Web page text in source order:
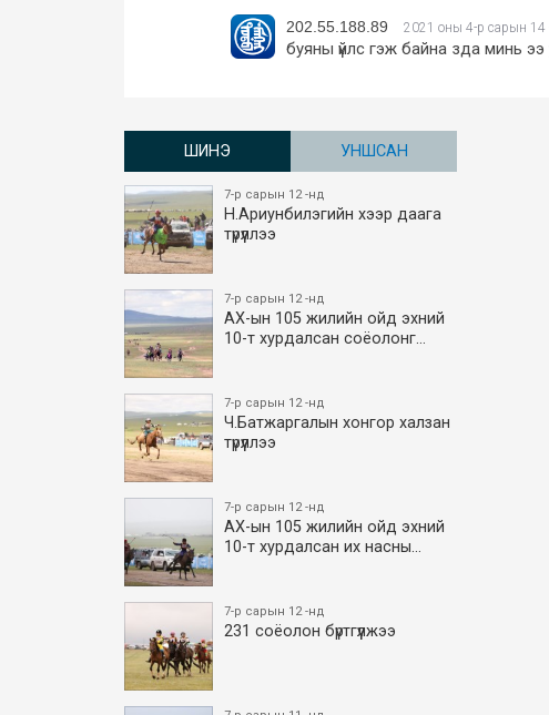
202.55.188.89 2021 оны 4-р сарын 14
буяны үйлс гэж байна зда минь
ШИНЭ УНШСАН
7-р сарын 12 -нд
Н.Ариунбилэгийн хээр даага
түрүүллээ
7-р сарын 12 -нд
АХ-ын 105 жилийн ойд эхний
10-т хурдалсан соёолонг…
7-р сарын 12 -нд
Ч.Батжаргалын хонгор халзан
түрүүллээ
7-р сарын 12 -нд
АХ-ын 105 жилийн ойд эхний
10-т хурдалсан их насны…
7-р сарын 12 -нд
231 соёолон бүртгүүлжээ